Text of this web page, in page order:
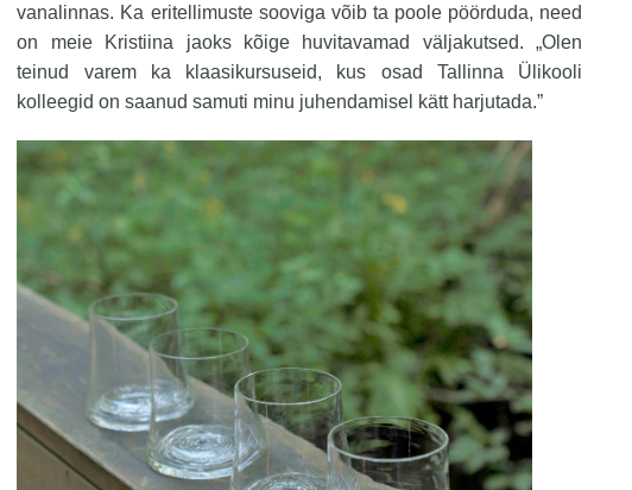
vanalinnas. Ka eritellimuste sooviga võib ta poole pöörduda, need
on meie Kristiina jaoks kõige huvitavamad väljakutsed. „Olen
teinud varem ka klaasikursuseid, kus osad Tallinna Ülikooli
kolleegid on saanud samuti minu juhendamisel kätt harjutada.”